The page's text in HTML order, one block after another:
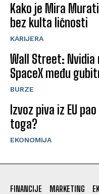
Kako je Mira
bez kulta ličnosti
KARIJERA
Wall Street:
SpaceX među
BURZE
Izvoz piva iz EU
toga?
EKONOMIJA
FINANCIJE MARKETING